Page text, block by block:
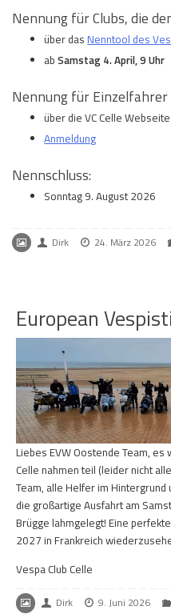
Nennung für Clubs, die
über das Nenntool des
abSamstag 4. April, 9 Uhr
Nennung für Einzelfahrer
über die VC Celle Webseite
Anmeldung
Nennschluss:
Sonntag 9. August 2026
Dirk 24. März 2026
European
Liebes EVW Oostende Team,
Celle nahmen teil (leider nicht
Team, alle Helfer im Hintergrund
die großartige Ausfahrt am
Brügge lahmgelegt! Eine
2027 in Frankreich
Vespa Club Celle
Dirk 9. Juni 2026